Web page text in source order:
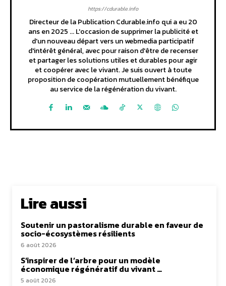
https://cdurable.info
Directeur de la Publication Cdurable.info qui a eu 20
ans en 2025 ... L'occasion de supprimer la publicité et
d'un nouveau départ vers un webmedia participatif
d'intérêt général, avec pour raison d'être de recenser
et partager les solutions utiles et durables pour agir
et coopérer avec le vivant. Je suis ouvert à toute
proposition de coopération mutuellement bénéfique
au service de la régénération du vivant.
Lire aussi
Soutenir un pastoralisme durable en faveur de
socio-écosystèmes résilients
6 août 2026
S’inspirer de l’arbre pour un modèle
économique régénératif du vivant …
5 août 2026